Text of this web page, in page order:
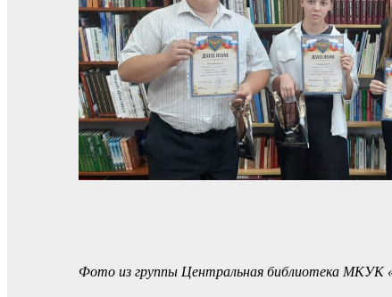
Фото из группы Центральная библиотека МКУК